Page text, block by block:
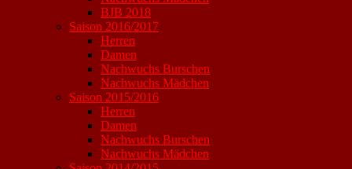
BJB 2018
Saison 2016/2017
Herren
Damen
Nachwuchs Burschen
Nachwuchs Mädchen
Saison 2015/2016
Herren
Damen
Nachwuchs Burschen
Nachwuchs Mädchen